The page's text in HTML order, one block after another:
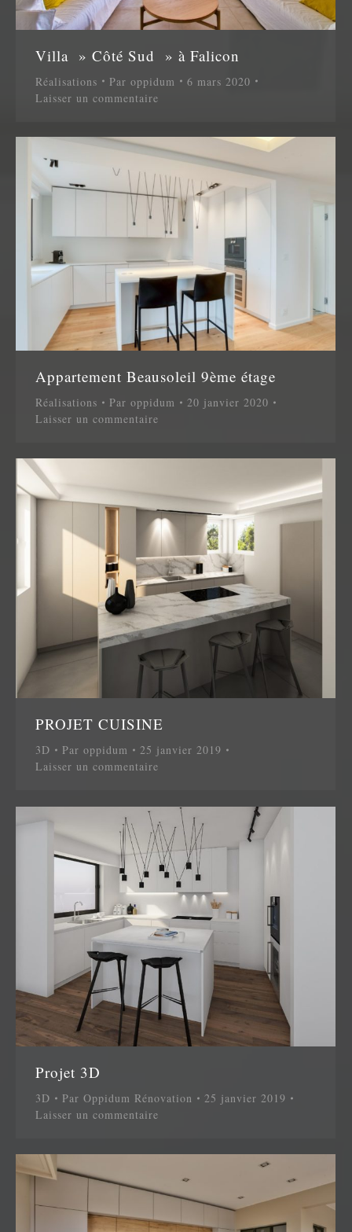
Villa » Côté Sud » à Falicon
Réalisations Par oppidum
6 mars 2020
Laisser un commentaire
Appartement Beausoleil 9ème étage
Réalisations Par oppidum
20 janvier 2020
Laisser un commentaire
PROJET CUISINE
3D Par oppidum
25 janvier 2019
Laisser un commentaire
Projet 3D
3D Par Oppidum Rénovation
25 janvier 2019
Laisser un commentaire